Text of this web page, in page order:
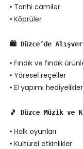
• Tarihi camiler
• Köprüler
🛍️ Düzce’de
• Fındık ve fındık
• Yöresel reçeller
• El yapımı hediyelikler
🎵 Düzce Müzik ve
• Halk oyunları
• Kültürel etkinlikler